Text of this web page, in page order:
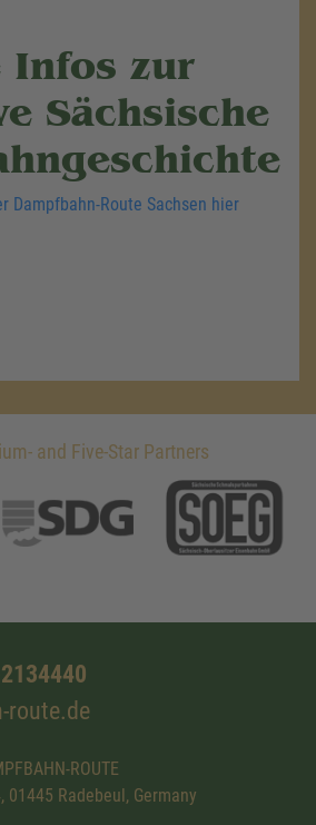
Infos zur
Sächsische
Dampfbahn-Route Sachsen hier
and Five-Star Partners
route.de
ROUTE
Radebeul, Germany